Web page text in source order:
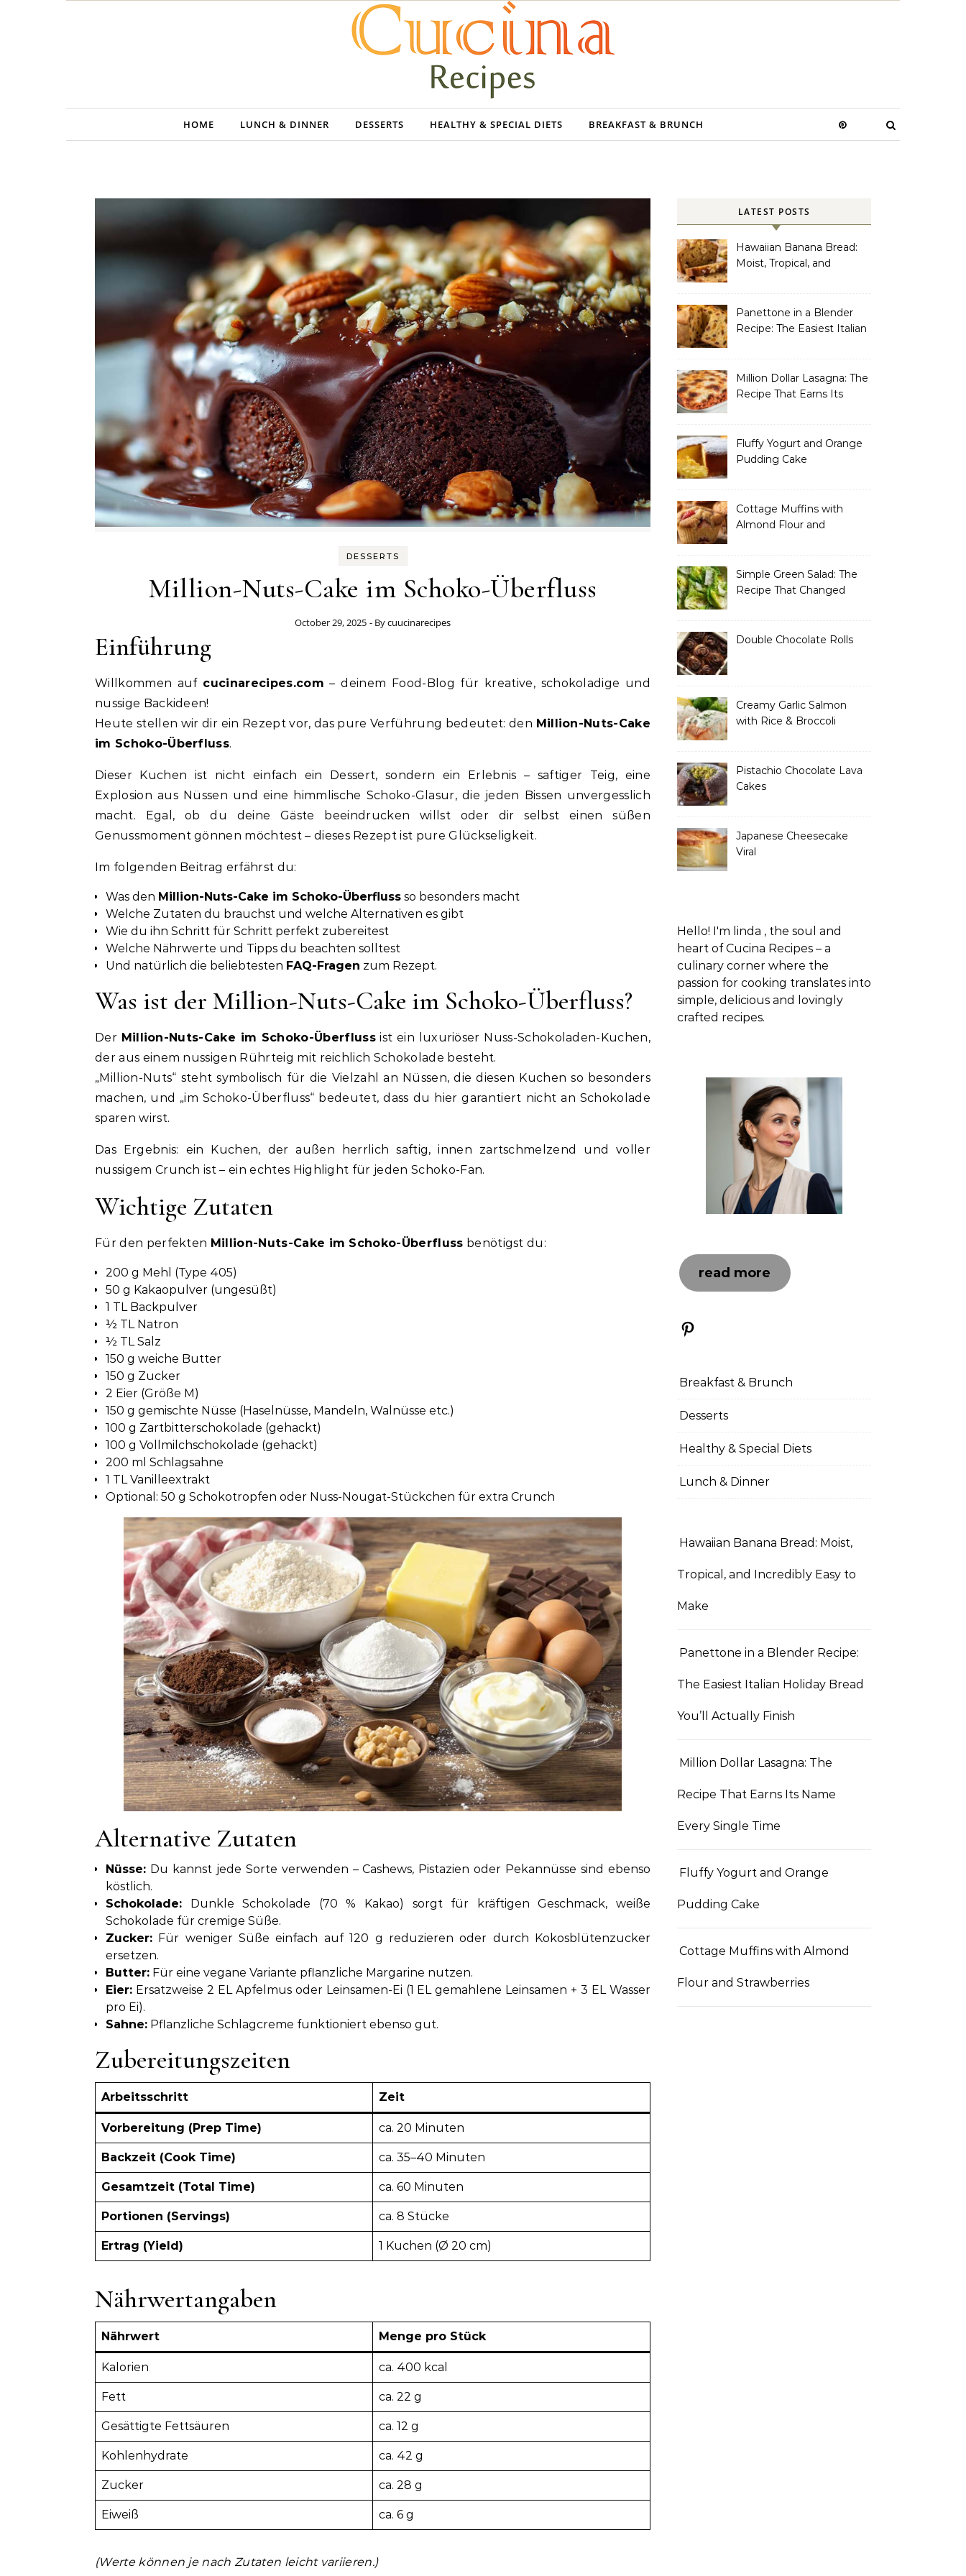
HOME LUNCH & DINNER DESSERTS HEALTHY & SPECIAL DIETS BREAKFAST & BRUNCH
DESSERTS
Million-Nuts-Cake im Schoko-Überfluss
October 29, 2025 - Bycuucinarecipes
Einführung
Willkommen auf cucinarecipes.com – deinem Food-Blog für kreative, schokoladige und
nussige Backideen!
Heute stellen wir dir ein Rezept vor, das pure Verführung bedeutet: den Million-Nuts-Cake
im Schoko-Überfluss.
Dieser Kuchen ist nicht einfach ein Dessert, sondern ein Erlebnis – saftiger Teig, eine
Explosion aus Nüssen und eine himmlische Schoko-Glasur, die jeden Bissen unvergesslich
macht. Egal, ob du deine Gäste beeindrucken willst oder dir selbst einen süßen
Genussmoment gönnen möchtest – dieses Rezept ist pure Glückseligkeit.
Im folgenden Beitrag erfährst du:
Was den Million-Nuts-Cake im Schoko-Überfluss so besonders macht
Welche Zutaten du brauchst und welche Alternativen es gibt
Wie du ihn Schritt für Schritt perfekt zubereitest
Welche Nährwerte und Tipps du beachten solltest
Und natürlich die beliebtesten FAQ-Fragen zum Rezept.
Was ist der Million-Nuts-Cake im Schoko-Überfluss?
Der Million-Nuts-Cake im Schoko-Überflussist ein luxuriöser Nuss-Schokoladen-Kuchen,
der aus einem nussigen Rührteig mit reichlich Schokolade besteht.
„Million-Nuts“ steht symbolisch für die Vielzahl an Nüssen, die diesen Kuchen so besonders
machen, und „im Schoko-Überfluss“ bedeutet, dass du hier garantiert nicht an Schokolade
sparen wirst.
Das Ergebnis: ein Kuchen, der außen herrlich saftig, innen zartschmelzend und voller
nussigem Crunch ist – ein echtes Highlight für jeden Schoko-Fan.
Wichtige Zutaten
Für den perfekten Million-Nuts-Cake im Schoko-Überfluss benötigst du:
200 g Mehl (Type 405)
50 g Kakaopulver (ungesüßt)
1 TL Backpulver
½ TL Natron
½ TL Salz
150 g weiche Butter
150 g Zucker
2 Eier (Größe M)
150 g gemischte Nüsse (Haselnüsse, Mandeln, Walnüsse etc.)
100 g Zartbitterschokolade (gehackt)
100 g Vollmilchschokolade (gehackt)
200 ml Schlagsahne
1 TL Vanilleextrakt
Optional: 50 g Schokotropfen oder Nuss-Nougat-Stückchen für extra Crunch
Alternative Zutaten
Nüsse: Du kannst jede Sorte verwenden – Cashews, Pistazien oder Pekannüsse sind ebenso
köstlich.
Schokolade: Dunkle Schokolade (70 % Kakao) sorgt für kräftigen Geschmack, weiße
Schokolade für cremige Süße.
Zucker: Für weniger Süße einfach auf 120 g reduzieren oder durch Kokosblütenzucker
ersetzen.
Butter: Für eine vegane Variante pflanzliche Margarine nutzen.
Eier: Ersatzweise 2 EL Apfelmus oder Leinsamen-Ei (1 EL gemahlene Leinsamen + 3 EL Wasser
pro Ei).
Sahne: Pflanzliche Schlagcreme funktioniert ebenso gut.
Zubereitungszeiten
Arbeitsschritt Zeit
Vorbereitung (Prep Time) ca. 20 Minuten
Backzeit (Cook Time) ca. 35–40 Minuten
Gesamtzeit (Total Time) ca. 60 Minuten
Portionen (Servings) ca. 8 Stücke
Ertrag (Yield) 1 Kuchen (Ø 20 cm)
Nährwertangaben
Nährwert Menge pro Stück
Kalorien ca. 400 kcal
Fett ca. 22 g
Gesättigte Fettsäuren ca. 12 g
Kohlenhydrate ca. 42 g
Zucker ca. 28 g
Eiweiß ca. 6 g
(Werte können je nach Zutaten leicht variieren.)
LATEST POSTS
Hawaiian Banana Bread:
Moist, Tropical, and
Panettone in a Blender
Recipe: The Easiest Italian
Million Dollar Lasagna: The
Recipe That Earns Its
Fluffy Yogurt and Orange
Pudding Cake
Cottage Muffins with
Almond Flour and
Simple Green Salad: The
Recipe That Changed
Double Chocolate Rolls
Creamy Garlic Salmon
with Rice & Broccoli
Pistachio Chocolate Lava
Cakes
Japanese Cheesecake
Viral
Hello! I'm linda , the soul and
heart of Cucina Recipes – a
culinary corner where the
passion for cooking translates into
simple, delicious and lovingly
crafted recipes.
read more
Pinterest
Breakfast & Brunch
Desserts
Healthy & Special Diets
Lunch & Dinner
Hawaiian Banana Bread: Moist,
Tropical, and Incredibly Easy to
Make
Panettone in a Blender Recipe:
The Easiest Italian Holiday Bread
You’ll Actually Finish
Million Dollar Lasagna: The
Recipe That Earns Its Name
Every Single Time
Fluffy Yogurt and Orange
Pudding Cake
Cottage Muffins with Almond
Flour and Strawberries